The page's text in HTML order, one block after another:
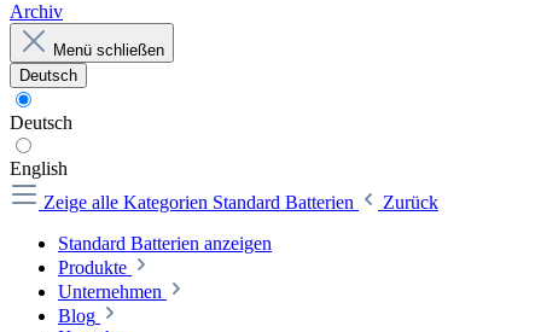
Archiv
Menü schließen
Deutsch
Deutsch
English
Zeige alle Kategorien Standard Batterien
Zurück
Standard Batterien anzeigen
Produkte
Unternehmen
Blog